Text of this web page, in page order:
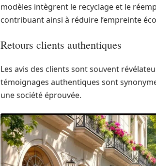
modèles intègrent le recyclage et le
contribuant ainsi à réduire l’empreinte
Retours clients authentiques
Les avis des clients sont souvent
témoignages authentiques sont
une société éprouvée.